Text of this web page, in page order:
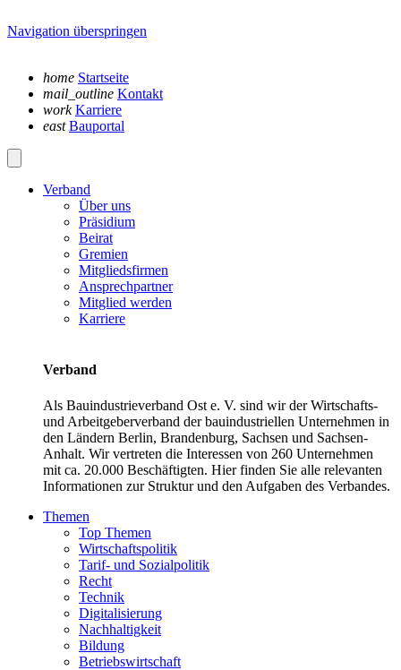
Navigation überspringen
home Startseite
mail_outline Kontakt
work Karriere
east Bauportal
Verband
Über uns
Präsidium
Beirat
Gremien
Mitgliedsfirmen
Ansprechpartner
Mitglied werden
Karriere
Verband
Als Bauindustrieverband Ost e. V. sind wir der Wirtschafts-
und Arbeitgeberverband der bauindustriellen Unternehmen in
den Ländern Berlin, Brandenburg, Sachsen und Sachsen-
Anhalt. Wir vertreten die Interessen von 260 Unternehmen
mit ca. 20.000 Beschäftigten. Hier finden Sie alle relevanten
Informationen zur Struktur und den Aufgaben des Verbandes.
Themen
Top Themen
Wirtschaftspolitik
Tarif- und Sozialpolitik
Recht
Technik
Digitalisierung
Nachhaltigkeit
Bildung
Betriebswirtschaft